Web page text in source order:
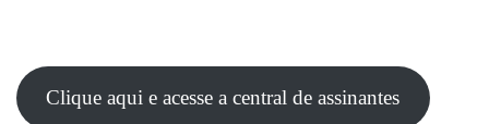
Clique aqui e acesse a central de assinantes